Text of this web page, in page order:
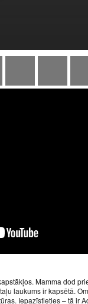
Mamma dod
laukums ir kapsētā.
Iepazīstieties – tā ir